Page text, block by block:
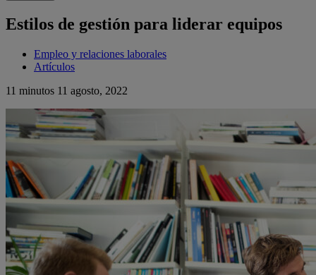
Estilos de gestión para liderar equipos
Empleo y relaciones laborales
Artículos
11 minutos 11 agosto, 2022